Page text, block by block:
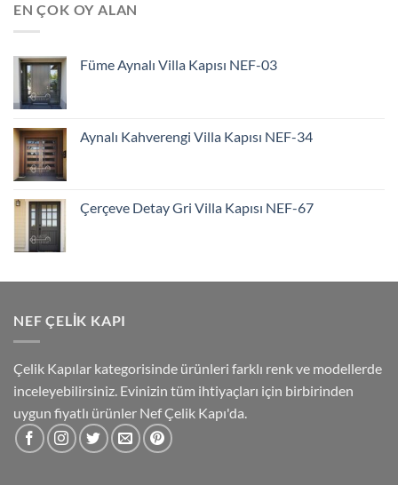
EN ÇOK OY ALAN
Füme Aynalı Villa Kapısı NEF-03
Aynalı Kahverengi Villa Kapısı NEF-34
Çerçeve Detay Gri Villa Kapısı NEF-67
NEF ÇELIK KAPI
Çelik Kapılar kategorisinde ürünleri farklı renk ve modellerde
inceleyebilirsiniz. Evinizin tüm ihtiyaçları için birbirinden
uygun fiyatlı ürünler Nef Çelik Kapı'da.